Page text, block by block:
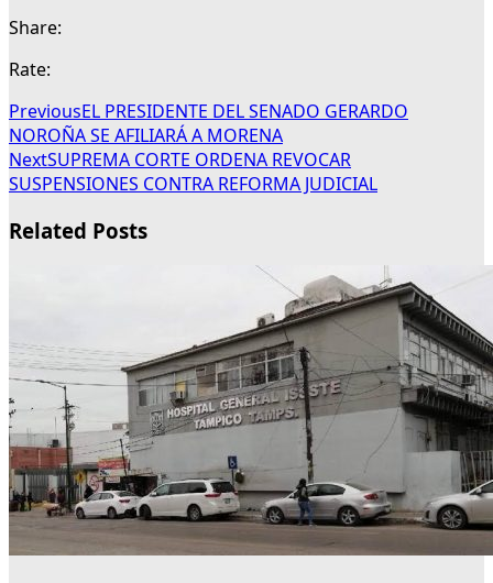
Share:
Rate:
PreviousEL PRESIDENTE DEL SENADO GERARDO
NOROÑA SE AFILIARÁ A MORENA
NextSUPREMA CORTE ORDENA REVOCAR
SUSPENSIONES CONTRA REFORMA JUDICIAL
Related Posts